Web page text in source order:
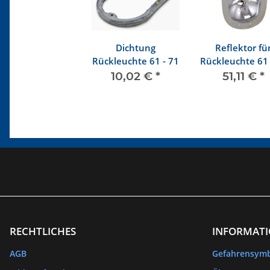
Dichtung
Rückleuchte 61 - 71
10,02 € *
Reflektor
Rückleuchte 61
51,11 € *
RECHTLICHES
AGB